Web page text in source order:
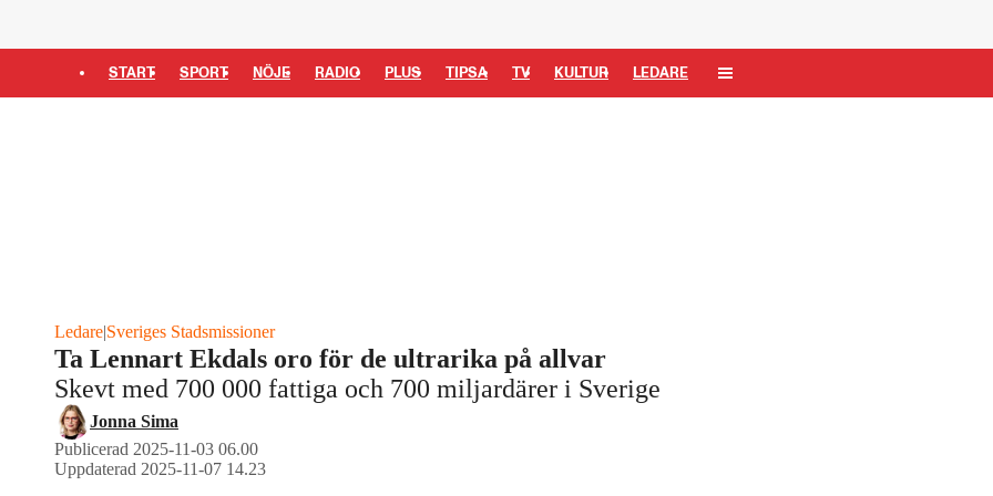
START SPORT NÖJE RADIO PLUS TIPSA TV KULTUR LEDARE
Ledare|Sveriges Stadsmissioner
Ta Lennart Ekdals oro för de ultrarika på allvar
Skevt med 700 000 fattiga och 700 miljardärer i Sverige
Jonna Sima
Publicerad 2025-11-03 06.00
Uppdaterad 2025-11-07 14.23